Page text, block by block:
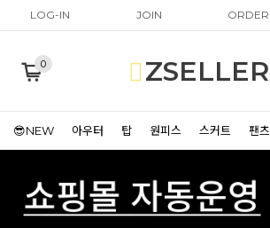
LOG-IN JOIN ORDER
0 ZSELLER
😎NEW 아우터 탑 원피스 스커트 팬츠